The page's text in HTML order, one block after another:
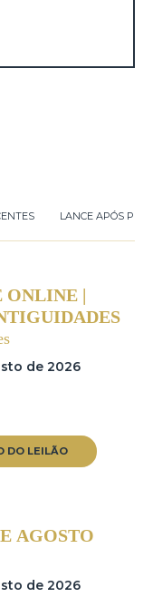
LANCE APÓS
ONLINE |
de 2026
DO LEILÃO
AGOSTO
de 2026